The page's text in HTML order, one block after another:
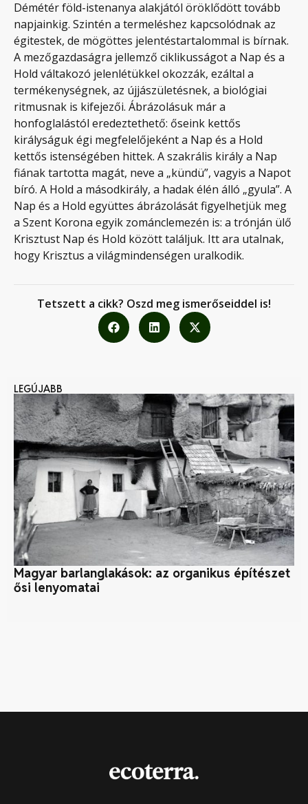
Démétér föld-istenanya alakjától öröklődött tovább
napjainkig. Szintén a termeléshez kapcsolódnak az
égitestek, de mögöttes jelentéstartalommal is bírnak.
A mezőgazdaságra jellemző ciklikusságot a Nap és a
Hold váltakozó jelenlétükkel okozzák, ezáltal a
termékenységnek, az újjászületésnek, a biológiai
ritmusnak is kifejezői. Ábrázolásuk már a
honfoglalástól eredeztethető: őseink kettős
királyságuk égi megfelelőjeként a Nap és a Hold
kettős istenségében hittek. A szakrális király a Nap
fiának tartotta magát, neve a „kündü”, vagyis a Napot
bíró. A Hold a másodkirály, a hadak élén álló „gyula”. A
Nap és a Hold együttes ábrázolását figyelhetjük meg
a Szent Korona egyik zománclemezén is: a trónján ülő
Krisztust Nap és Hold között találjuk. Itt ara utalnak,
hogy Krisztus a világmindenségen uralkodik.
Tetszett a cikk? Oszd meg ismerőseiddel is!
LEGÚJABB
Magyar barlanglakások: az organikus építészet
ősi lenyomatai